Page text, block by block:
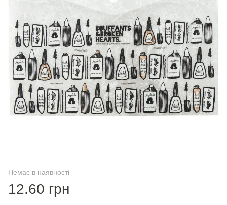
Немає в наявності
12.60 грн